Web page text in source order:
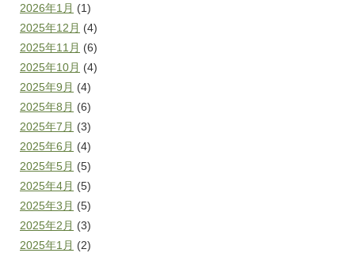
2026年1月 (1)
2025年12月 (4)
2025年11月 (6)
2025年10月 (4)
2025年9月 (4)
2025年8月 (6)
2025年7月 (3)
2025年6月 (4)
2025年5月 (5)
2025年4月 (5)
2025年3月 (5)
2025年2月 (3)
2025年1月 (2)